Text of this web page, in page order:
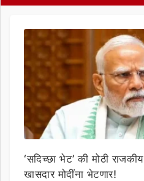
‘सदिच्छा भेट’ की मोठी
खासदार मोदींना भेटणार!